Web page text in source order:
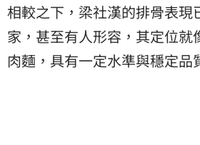
相較之下，梁社漢的排骨表現
家，甚至有人形容，其定位就
肉麵，具有一定水準與穩定品